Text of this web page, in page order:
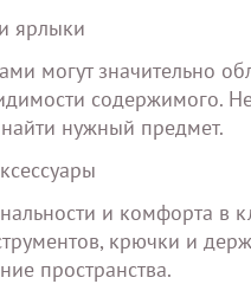
ярлыки
могут значительно
содержимого.
нужный предмет.
и комфорта в
крючки и
пространства.